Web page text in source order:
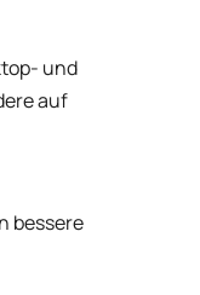
und
auf
bessere